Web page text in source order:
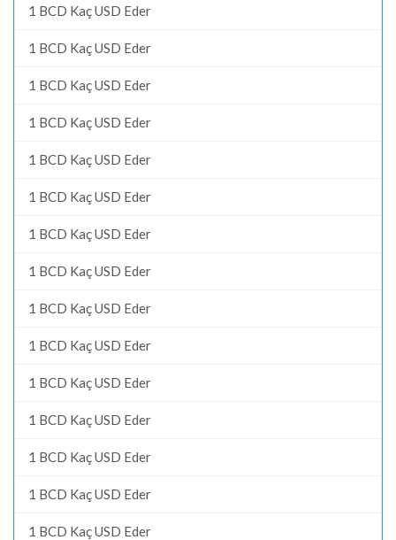
1 BCD Kaç USD Eder
1 BCD Kaç USD Eder
1 BCD Kaç USD Eder
1 BCD Kaç USD Eder
1 BCD Kaç USD Eder
1 BCD Kaç USD Eder
1 BCD Kaç USD Eder
1 BCD Kaç USD Eder
1 BCD Kaç USD Eder
1 BCD Kaç USD Eder
1 BCD Kaç USD Eder
1 BCD Kaç USD Eder
1 BCD Kaç USD Eder
1 BCD Kaç USD Eder
1 BCD Kaç USD Eder